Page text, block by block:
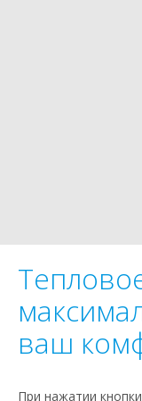
ваш
При нажатии кнопки